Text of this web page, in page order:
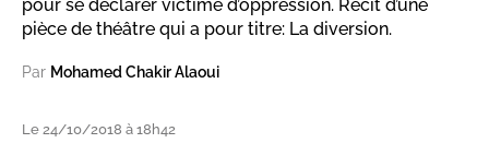
pour se déclarer victime d’oppression. Récit d’une
pièce de théâtre qui a pour titre: La diversion.
Par Mohamed Chakir Alaoui
Le 24/10/2018 à 18h42